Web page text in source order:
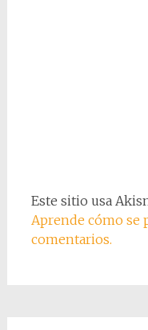
Este sitio usa
Aprende cómo se
comentarios.